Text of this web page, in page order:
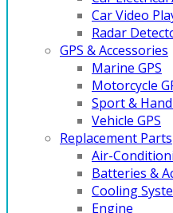
Car Video
Radar
GPS & Accessories
Marine GPS
Motorcycle
Sport &
Vehicle GPS
Replacement Parts
Air-
Batteries &
Cooling
Engine